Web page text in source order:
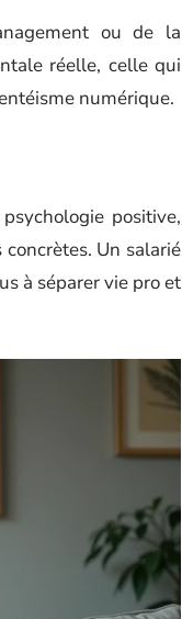
ou de la
réelle, celle qui
numérique.
positive,
Un salarié
à séparer vie pro et